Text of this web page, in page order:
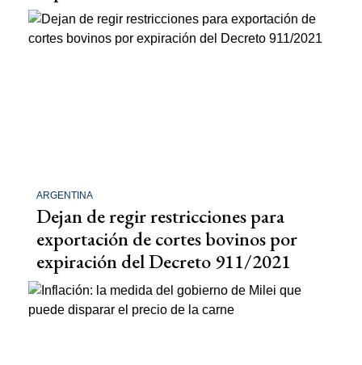
ARGENTINA
Dejan de regir restricciones para
exportación de cortes bovinos por
expiración del Decreto 911/2021